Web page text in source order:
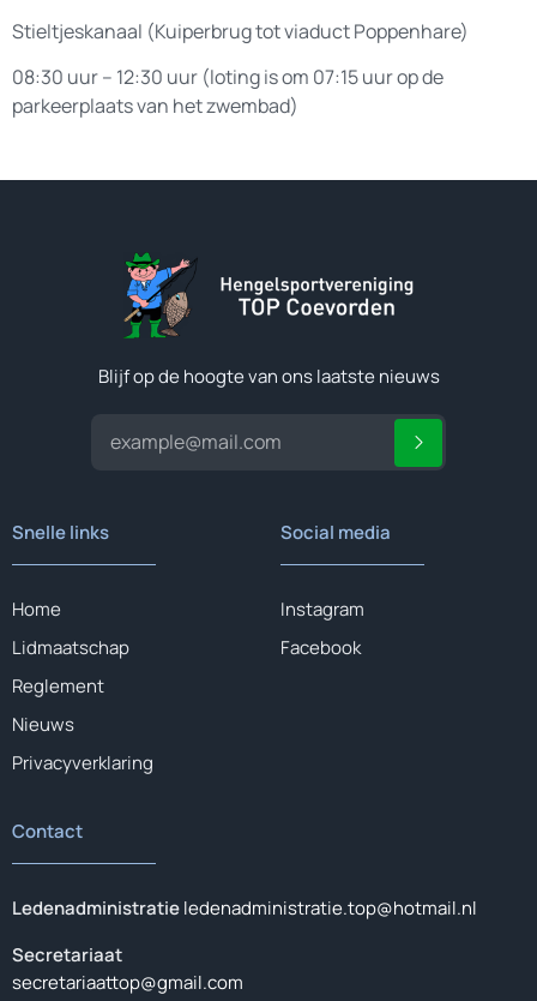
Stieltjeskanaal (Kuiperbrug tot viaduct Poppenhare)
08:30 uur – 12:30 uur (loting is om 07:15 uur op de
parkeerplaats van het zwembad)
Blijf op de hoogte van ons laatste nieuws
Snelle links
Home
Lidmaatschap
Reglement
Nieuws
Privacyverklaring
Social media
Instagram
Facebook
Contact
Ledenadministratieledenadministratie.top@hotmail.nl
Secretariaat
secretariaattop@gmail.com